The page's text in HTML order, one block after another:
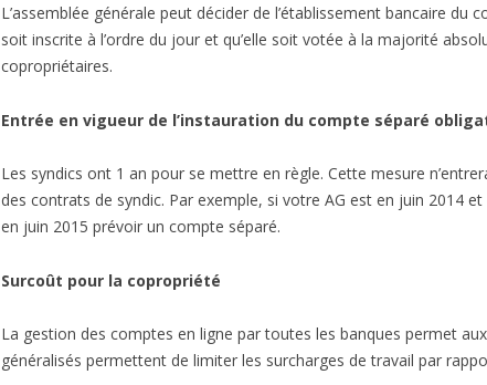
L’assemblée générale peut décider de l’établissement bancaire
soit inscrite à l’ordre du jour et qu’elle soit votée à la majorité
copropriétaires.
Entrée en vigueur de l’instauration du compte séparé
Les syndics ont 1 an pour se mettre en règle. Cette mesure
des contrats de syndic. Par exemple, si votre AG est en juin 2014
en juin 2015 prévoir un compte séparé.
Surcoût pour la copropriété
La gestion des comptes en ligne par toutes les banques permet
généralisés permettent de limiter les surcharges de travail par